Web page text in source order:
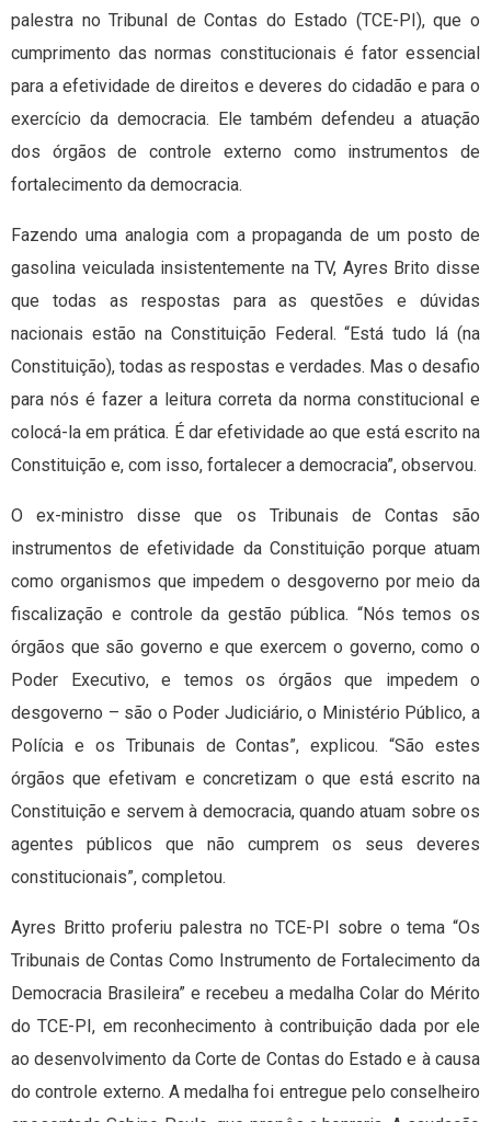
palestra no Tribunal de Contas do Estado (TCE-PI), que o
cumprimento das normas constitucionais é fator essencial
para a efetividade de direitos e deveres do cidadão e para o
exercício da democracia. Ele também defendeu a atuação
dos órgãos de controle externo como instrumentos de
fortalecimento da democracia.
Fazendo uma analogia com a propaganda de um posto de
gasolina veiculada insistentemente na TV, Ayres Brito disse
que todas as respostas para as questões e dúvidas
nacionais estão na Constituição Federal. “Está tudo lá (na
Constituição), todas as respostas e verdades. Mas o desafio
para nós é fazer a leitura correta da norma constitucional e
colocá-la em prática. É dar efetividade ao que está escrito na
Constituição e, com isso, fortalecer a democracia”, observou.
O ex-ministro disse que os Tribunais de Contas são
instrumentos de efetividade da Constituição porque atuam
como organismos que impedem o desgoverno por meio da
fiscalização e controle da gestão pública. “Nós temos os
órgãos que são governo e que exercem o governo, como o
Poder Executivo, e temos os órgãos que impedem o
desgoverno – são o Poder Judiciário, o Ministério Público, a
Polícia e os Tribunais de Contas”, explicou. “São estes
órgãos que efetivam e concretizam o que está escrito na
Constituição e servem à democracia, quando atuam sobre os
agentes públicos que não cumprem os seus deveres
constitucionais”, completou.
Ayres Britto proferiu palestra no TCE-PI sobre o tema “Os
Tribunais de Contas Como Instrumento de Fortalecimento da
Democracia Brasileira” e recebeu a medalha Colar do Mérito
do TCE-PI, em reconhecimento à contribuição dada por ele
ao desenvolvimento da Corte de Contas do Estado e à causa
do controle externo. A medalha foi entregue pelo conselheiro